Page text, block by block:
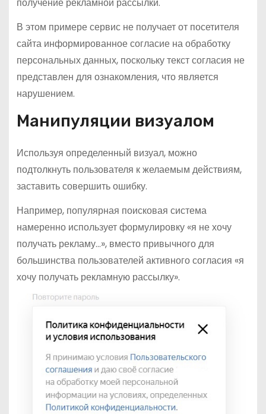
получение рекламной рассылки.
В этом примере сервис не получает от посетителя
сайта информированное согласие на обработку
персональных данных, поскольку текст согласия не
представлен для ознакомления, что является
нарушением.
Манипуляции визуалом
Используя определенный визуал, можно
подтолкнуть пользователя к желаемым действиям,
заставить совершить ошибку.
Например, популярная поисковая система
намеренно использует формулировку «я не хочу
получать рекламу…», вместо привычного для
большинства пользователей активного согласия «я
хочу получать рекламную рассылку».